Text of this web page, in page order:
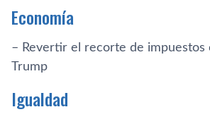
Economía
– Revertir el recorte de impuestos
Trump
Igualdad